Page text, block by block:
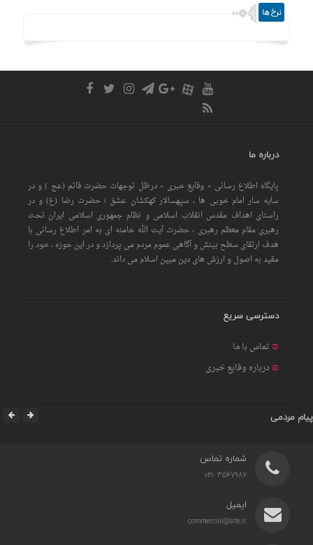
نرخ ها
درباره ما
پایگاه اطلاع رسانی « وقایع خبری » درظل توجهات حضرت قائم (عج ) و در
سایه سار امام خوبی ها ، سپهسالار کهکشان عشق ؛ حضرت رضا (ع) و در
راستای اهداف مقدس انقلاب اسلامی و نظام جمهوری اسلامی ایران تحت
رهبری مقام معظم رهبری ، حضرت آیت الله خامنه ای به امر اطلاع رسانی با
هدف ارتقای سطح بینش و آگاهی عموم مردم می پردازد و در این حوزه ، خود را
مقید به اصول و ارزش های دین مبین اسلام می داند.
دسترسی سریع
تماس با ما
درباره وقایع خبری
پیام مردمی
شماره تماس
3547987 -021
ایمیل
commercial@site.ir